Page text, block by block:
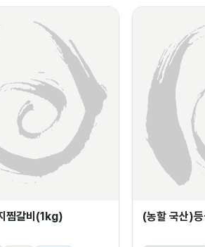
찜갈비(1kg) (농할 국산)